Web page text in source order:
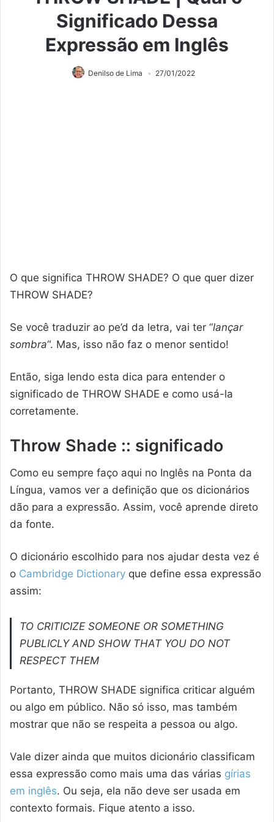
Significado Dessa
Expressão em Inglês
Denilso de Lima 27/01/2022
O que significa THROW SHADE? O que quer dizer
THROW SHADE?
Se você traduzir ao pe’d da letra, vai ter “lançar
sombra“. Mas, isso não faz o menor sentido!
Então, siga lendo esta dica para entender o
significado de THROW SHADE e como usá-la
corretamente.
Throw Shade :: significado
Como eu sempre faço aqui no Inglês na Ponta da
Língua, vamos ver a definição que os dicionários
dão para a expressão. Assim, você aprende direto
da fonte.
O dicionário escolhido para nos ajudar desta vez é
o Cambridge Dictionary que define essa expressão
assim:
TO CRITICIZE SOMEONE OR SOMETHING
PUBLICLY AND SHOW THAT YOU DO NOT
RESPECT THEM
Portanto, THROW SHADE significa criticar alguém
ou algo em público. Não só isso, mas também
mostrar que não se respeita a pessoa ou algo.
Vale dizer ainda que muitos dicionário classificam
essa expressão como mais uma das várias gírias
em inglês. Ou seja, ela não deve ser usada em
contexto formais. Fique atento a isso.